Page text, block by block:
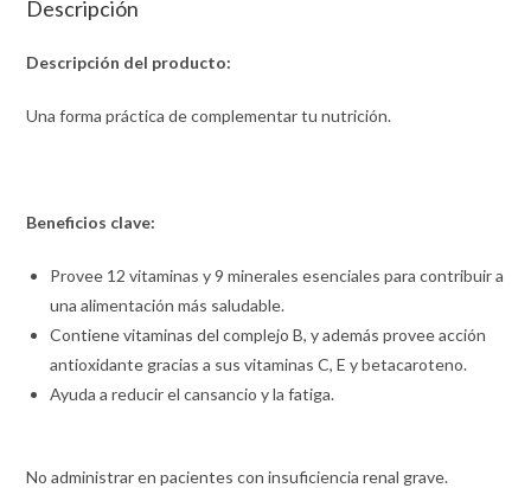
Descripción
Descripción del producto:
Una forma práctica de complementar tu nutrición.
Beneficios clave:
Provee 12 vitaminas y 9 minerales esenciales para contribuir a
una alimentación más saludable.
Contiene vitaminas del complejo B, y además provee acción
antioxidante gracias a sus vitaminas C, E y betacaroteno.
Ayuda a reducir el cansancio y la fatiga.
No administrar en pacientes con insuficiencia renal grave.